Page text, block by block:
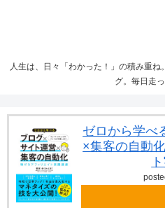
人生は、日々「わかった！」の積み重
グ。毎日走っ
ゼロから学べ
×集客の自動